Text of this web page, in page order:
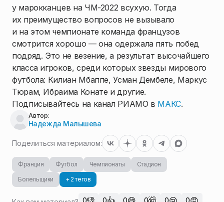
у марокканцев на ЧМ-2022 всухую. Тогда
их преимущество вопросов не вызывало
и на этом чемпионате команда французов
смотрится хорошо — она одержала пять побед
подряд. Это не везение, а результат высочайшего
класса игроков, среди которых звезды мирового
футбола: Килиан Мбаппе, Усман Дембеле, Маркус
Тюрам, Ибраима Конате и другие.
Подписывайтесь на канал РИАМО в МАКС.
Автор:
Надежда Малышева
Поделиться материалом:
Франция Футбол Чемпионаты
Стадион
Болельщики
+ 2 тегов
0 0 0 0 0 0